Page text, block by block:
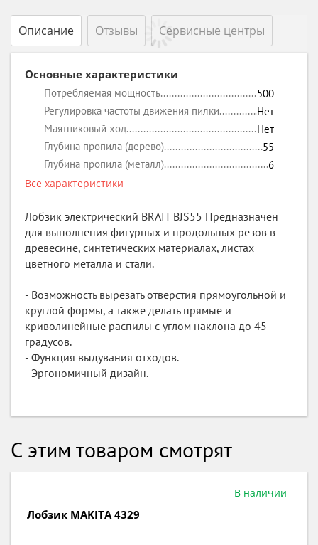
Описание Отзывы Сервисные центры
Основные характеристики
Потребляемая мощность
500
Регулировка частоты движения пилки
Нет
Маятниковый ход
Нет
Глубина пропила (дерево)
55
Глубина пропила (металл)
6
Все характеристики
Лобзик электрический BRAIT BJS55 Предназначен
для выполнения фигурных и продольных резов в
древесине, синтетических материалах, листах
цветного металла и стали.
- Возможность вырезать отверстия прямоугольной и
круглой формы, а также делать прямые и
криволинейные распилы с углом наклона до 45
градусов.
- Функция выдувания отходов.
- Эргономичный дизайн.
С этим товаром смотрят
Под заказ
Лобзик MAKITA 4326